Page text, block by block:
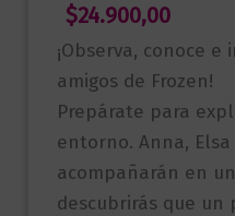
$24.900,00
¡Observa, conoce
amigos de Frozen!
Prepárate para
entorno. Anna,
acompañarán en
descubrirás que un